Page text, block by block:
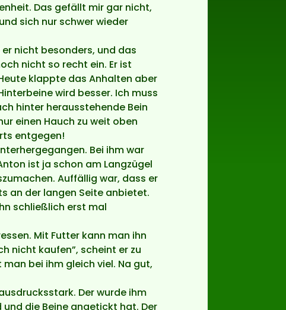
Das gefällt mir gar nicht,
sich nur schwer wieder
nicht besonders, und das
nicht so recht ein. Er ist
klappte das Anhalten aber
wird besser. Ich muss
hinter herausstehende Bein
einen Hauch zu weit oben
entgegen!
Bei ihm war
ist ja schon am Langzügel
Auffällig war, dass er
an der langen Seite anbietet.
schließlich erst mal
Mit Futter kann man ihn
nicht kaufen”, scheint er zu
bei ihm gleich viel. Na gut,
Der wurde ihm
die Beine angetickt hat. Der